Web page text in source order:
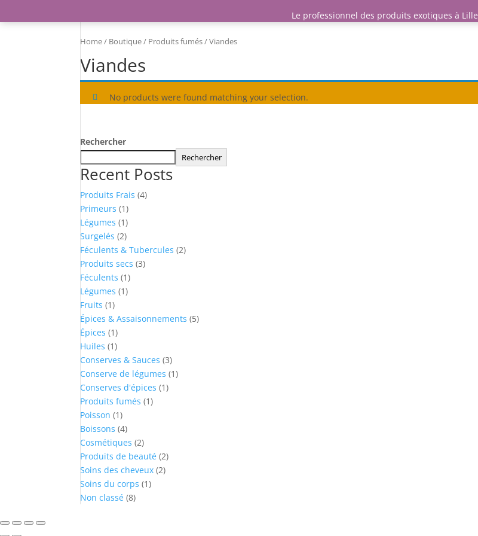
Home/ Boutique/ Produits fumés/ Viandes
Viandes
No products were found matching your selection.
Rechercher
Rechercher
Recent Posts
Produits Frais 44
Primeurs 11
product
Légumes 11
product
Surgelés 22
products
Féculents & Tubercules 22
Produits secs 33
Féculents 11
product
Légumes 11
Fruits 11
product
Épices & Assaisonnements 55
Épices 11
product
Huiles 11
product
Conserves & Sauces 33
products
Conserve de légumes 11
Conserves d'épices 11
Produits fumés 11
Poisson 11
product
Boissons 44
products
Cosmétiques 22
products
Produits de beauté 22
Soins des cheveux 22
Soins du corps 11
Non classé 88
Le professionnel des produits exotiques à Lille